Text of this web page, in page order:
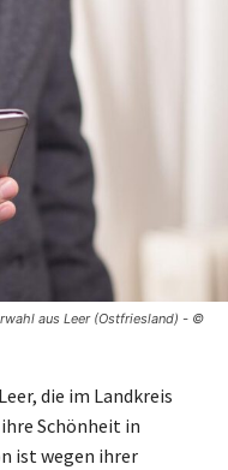
aus Leer (Ostfriesland) - ©
die im Landkreis
Schönheit in
ist wegen ihrer